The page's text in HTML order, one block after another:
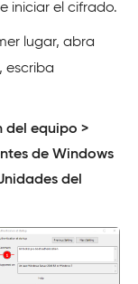
iniciar el cifrado.
lugar, abra
, escriba
del equipo >
de Windows
del